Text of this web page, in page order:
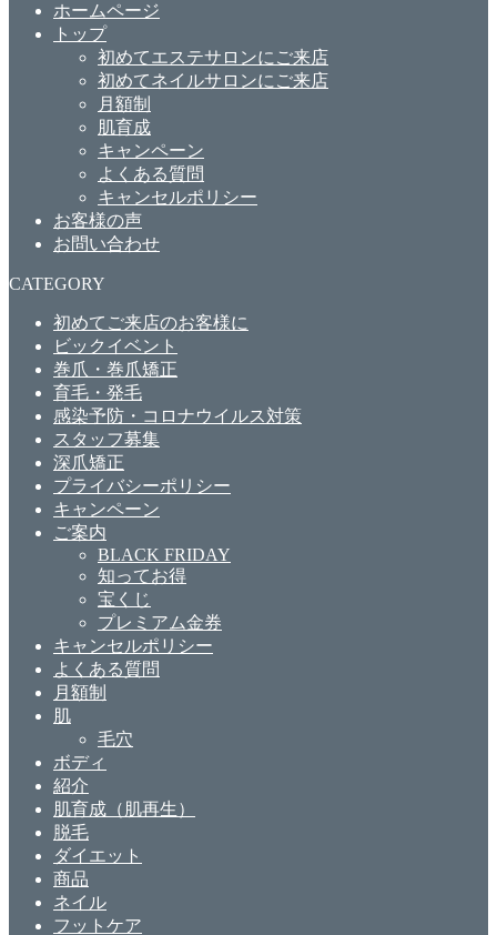
ホームページ
トップ
初めてエステサロンにご来店
初めてネイルサロンにご来店
月額制
肌育成
キャンペーン
よくある質問
キャンセルポリシー
お客様の声
お問い合わせ
CATEGORY
初めてご来店のお客様に
ビックイベント
巻爪・巻爪矯正
育毛・発毛
感染予防・コロナウイルス対策
スタッフ募集
深爪矯正
プライバシーポリシー
キャンペーン
ご案内
BLACK FRIDAY
知ってお得
宝くじ
プレミアム金券
キャンセルポリシー
よくある質問
月額制
肌
毛穴
ボディ
紹介
肌育成（肌再生）
脱毛
ダイエット
商品
ネイル
フットケア